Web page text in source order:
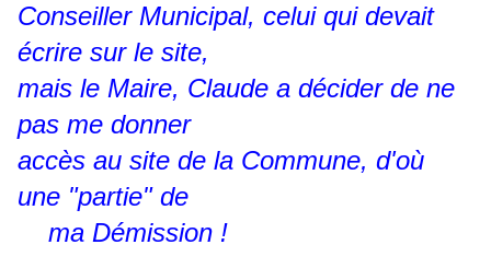
Conseiller Municipal, celui qui devait
écrire sur le site,
mais le Maire, Claude a décider de ne
pas me donner
accès au site de la Commune, d'où
une "partie" de
ma Démission !